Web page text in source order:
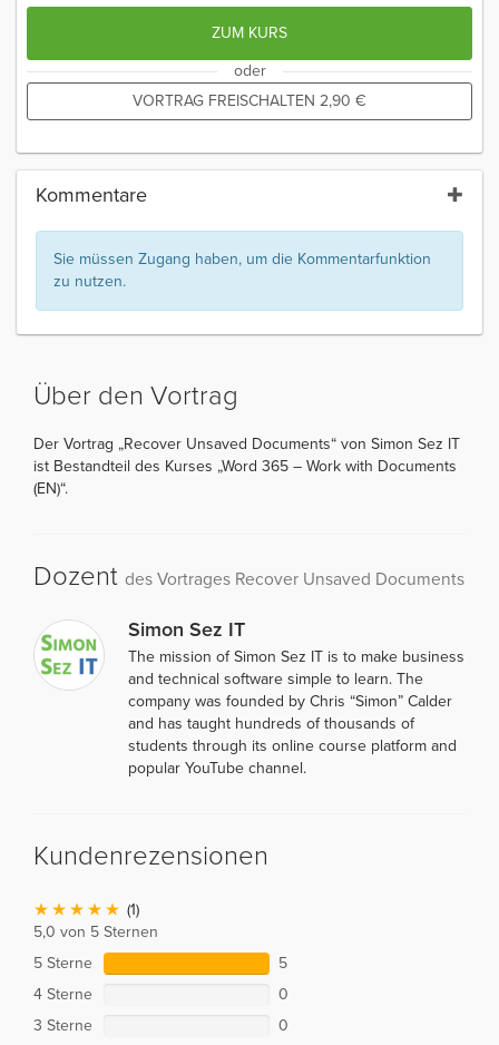
ZUM KURS
oder
VORTRAG FREISCHALTEN 2,90 €
Kommentare
Sie müssen Zugang haben, um die Kommentarfunktion
zu nutzen.
Über den Vortrag
Der Vortrag „Recover Unsaved Documents“ von Simon Sez IT
ist Bestandteil des Kurses „Word 365 – Work with Documents
(EN)“.
Dozent des Vortrages Recover Unsaved Documents
Simon Sez IT
The mission of Simon Sez IT is to make business
and technical software simple to learn. The
company was founded by Chris “Simon” Calder
and has taught hundreds of thousands of
students through its online course platform and
popular YouTube channel.
Kundenrezensionen
(1)
5,0 von 5 Sternen
5 Sterne
5
4 Sterne
0
3 Sterne
0